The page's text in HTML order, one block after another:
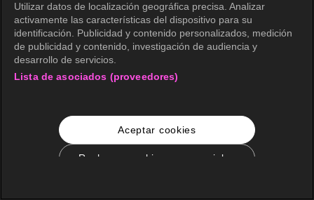
Utilizar datos de localización geográfica precisa. Analizar
activamente las características del dispositivo para su
identificación. Publicidad y contenido personalizados, medición
de publicidad y contenido, investigación de audiencia y
desarrollo de servicios.
Lista de asociados (proveedores)
Aceptar cookies
Rechazar cookies no esenciales